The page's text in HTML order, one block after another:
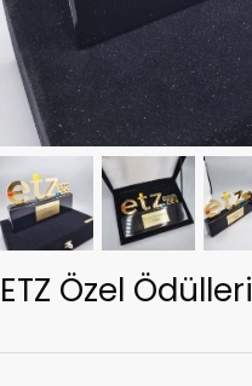
ETZ Özel Ödülleri